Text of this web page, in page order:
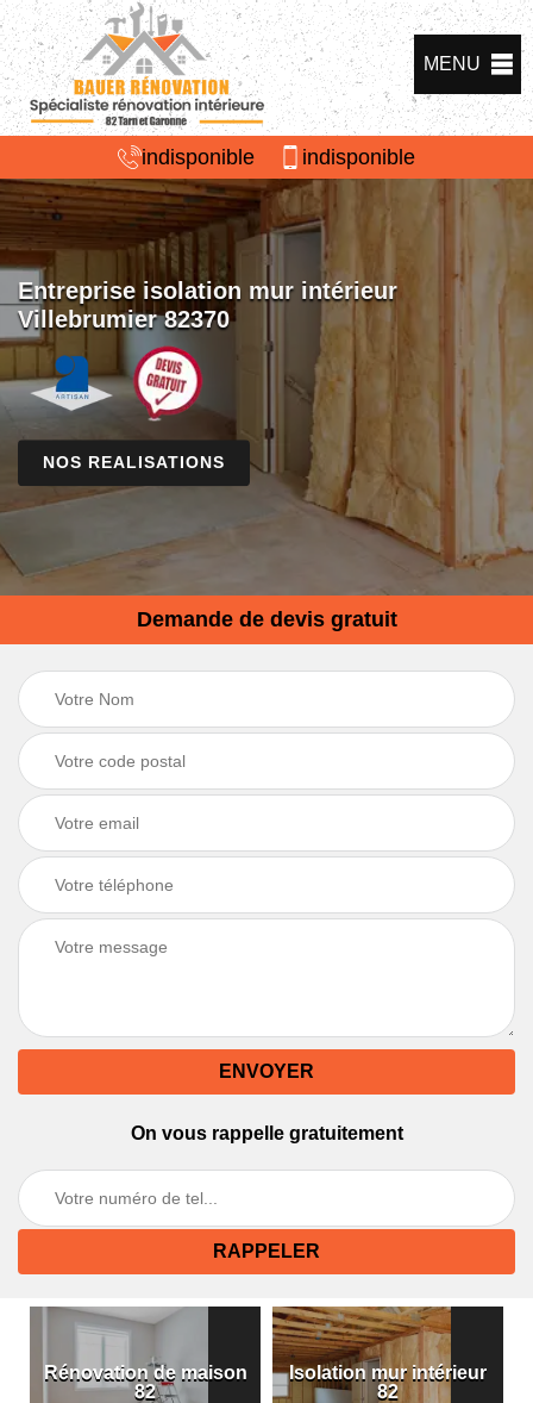
MENU
indisponible indisponible
Entreprise isolation mur intérieur
Villebrumier 82370
NOS REALISATIONS
Demande de devis gratuit
On vous rappelle gratuitement
Rénovation de maison
82
Isolation mur intérieur
82